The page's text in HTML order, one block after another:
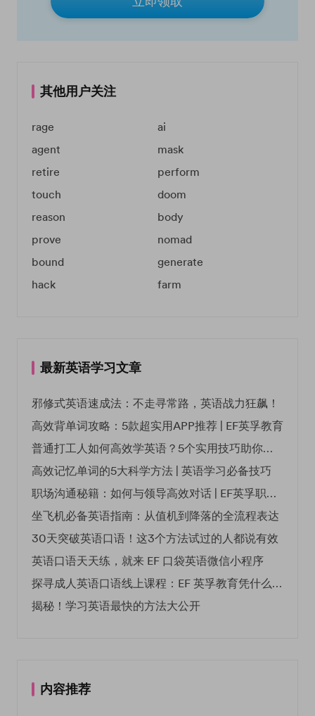
其他用户关注
rage
ai
agent
mask
retire
perform
touch
doom
reason
body
prove
nomad
bound
generate
hack
farm
最新英语学习文章
邪修式英语速成法：不走寻常路，英语战力狂飙！
高效背单词攻略：5款超实用APP推荐 | EF英孚教育
普通打工人如何高效学英语？5个实用技巧助你突破职场瓶颈
高效记忆单词的5大科学方法 | 英语学习必备技巧
职场沟通秘籍：如何与领导高效对话 | EF英孚职场指南
坐飞机必备英语指南：从值机到降落的全流程表达
30天突破英语口语！这3个方法试过的人都说有效
英语口语天天练，就来 EF 口袋英语微信小程序
探寻成人英语口语线上课程：EF 英孚教育凭什么领航
揭秘！学习英语最快的方法大公开
内容推荐